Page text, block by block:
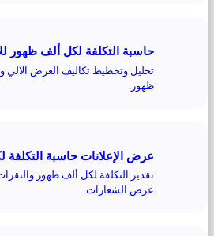
حاسبة التكلفة لكل ألف ظهور
تحليل وتخطيط تكاليف العرض الآلي
ظهور.
عرض الإعلانات حاسبة التكلفة
تقدير التكلفة لكل ألف ظهور
عرض الشعارات.